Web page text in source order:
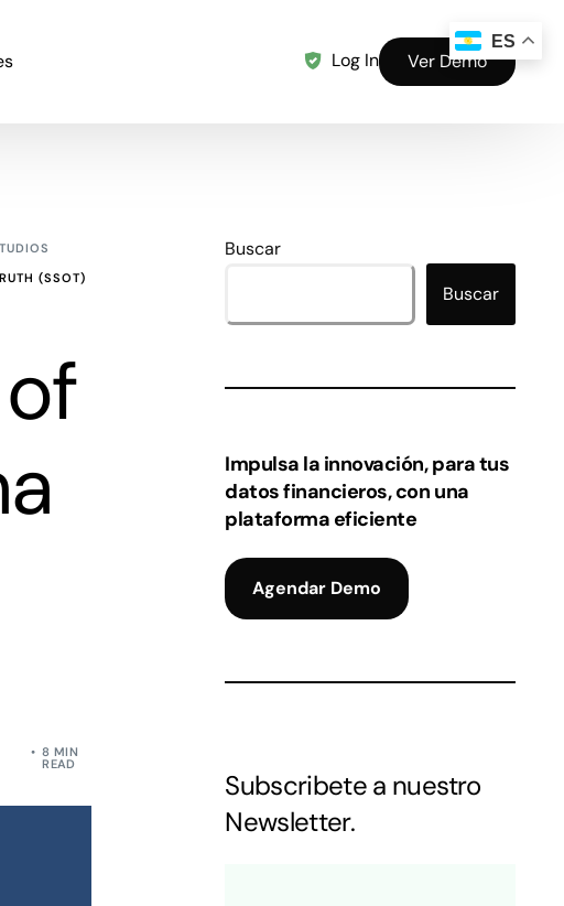
Log In Ver Demo
(SSOT)
8 MIN
READ
Buscar
Buscar
Impulsa la innovación, para tus
datos financieros, con una
plataforma eficiente
Agendar Demo
Subscribete a nuestro
Newsletter.
ES